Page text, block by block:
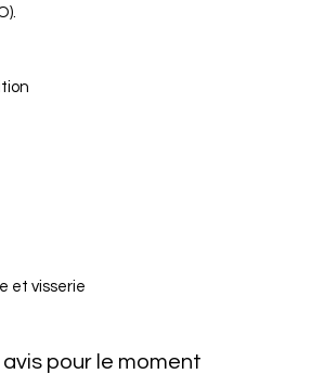
et visserie
pour le moment